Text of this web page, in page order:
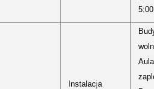
Instalacja